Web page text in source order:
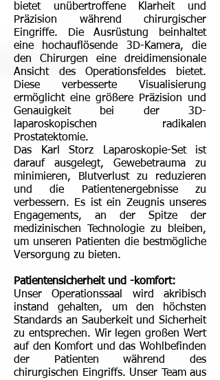
bietet unübertroffene Klarheit und
Präzision während chirurgischer
Eingriffe. Die Ausrüstung beinhaltet
eine hochauflösende 3D-Kamera, die
den Chirurgen eine dreidimensionale
Ansicht des Operationsfeldes bietet.
Diese verbesserte Visualisierung
ermöglicht eine größere Präzision und
Genauigkeit bei der 3D-
laparoskopischen radikalen
Prostatektomie.
Das Karl Storz Laparoskopie-Set ist
darauf ausgelegt, Gewebetrauma zu
minimieren, Blutverlust zu reduzieren
und die Patientenergebnisse zu
verbessern. Es ist ein Zeugnis unseres
Engagements, an der Spitze der
medizinischen Technologie zu bleiben,
um unseren Patienten die bestmögliche
Versorgung zu bieten.
Patientensicherheit und -komfort:
Unser Operationssaal wird akribisch
instand gehalten, um den höchsten
Standards an Sauberkeit und Sicherheit
zu entsprechen. Wir legen großen Wert
auf den Komfort und das Wohlbefinden
der Patienten während des
chirurgischen Eingriffs. Unser Team aus